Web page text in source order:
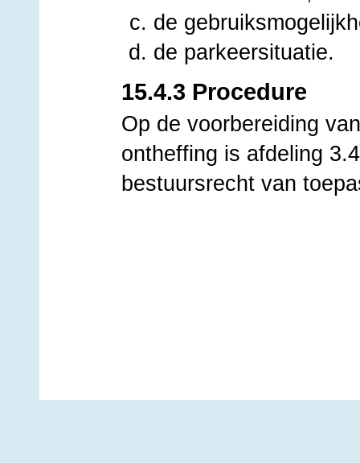
de
de parkeersituatie.
15.4.3 Procedure
Op de voorbereiding
ontheffing is afdeling
bestuursrecht van